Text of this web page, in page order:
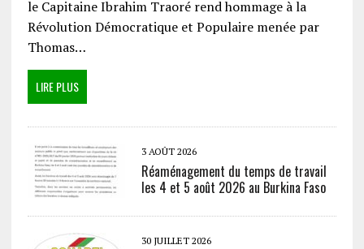
le Capitaine Ibrahim Traoré rend hommage à la
Révolution Démocratique et Populaire menée par
Thomas…
LIRE PLUS
3 AOÛT 2026
Réaménagement du temps de travail
les 4 et 5 août 2026 au Burkina Faso
30 JUILLET 2026